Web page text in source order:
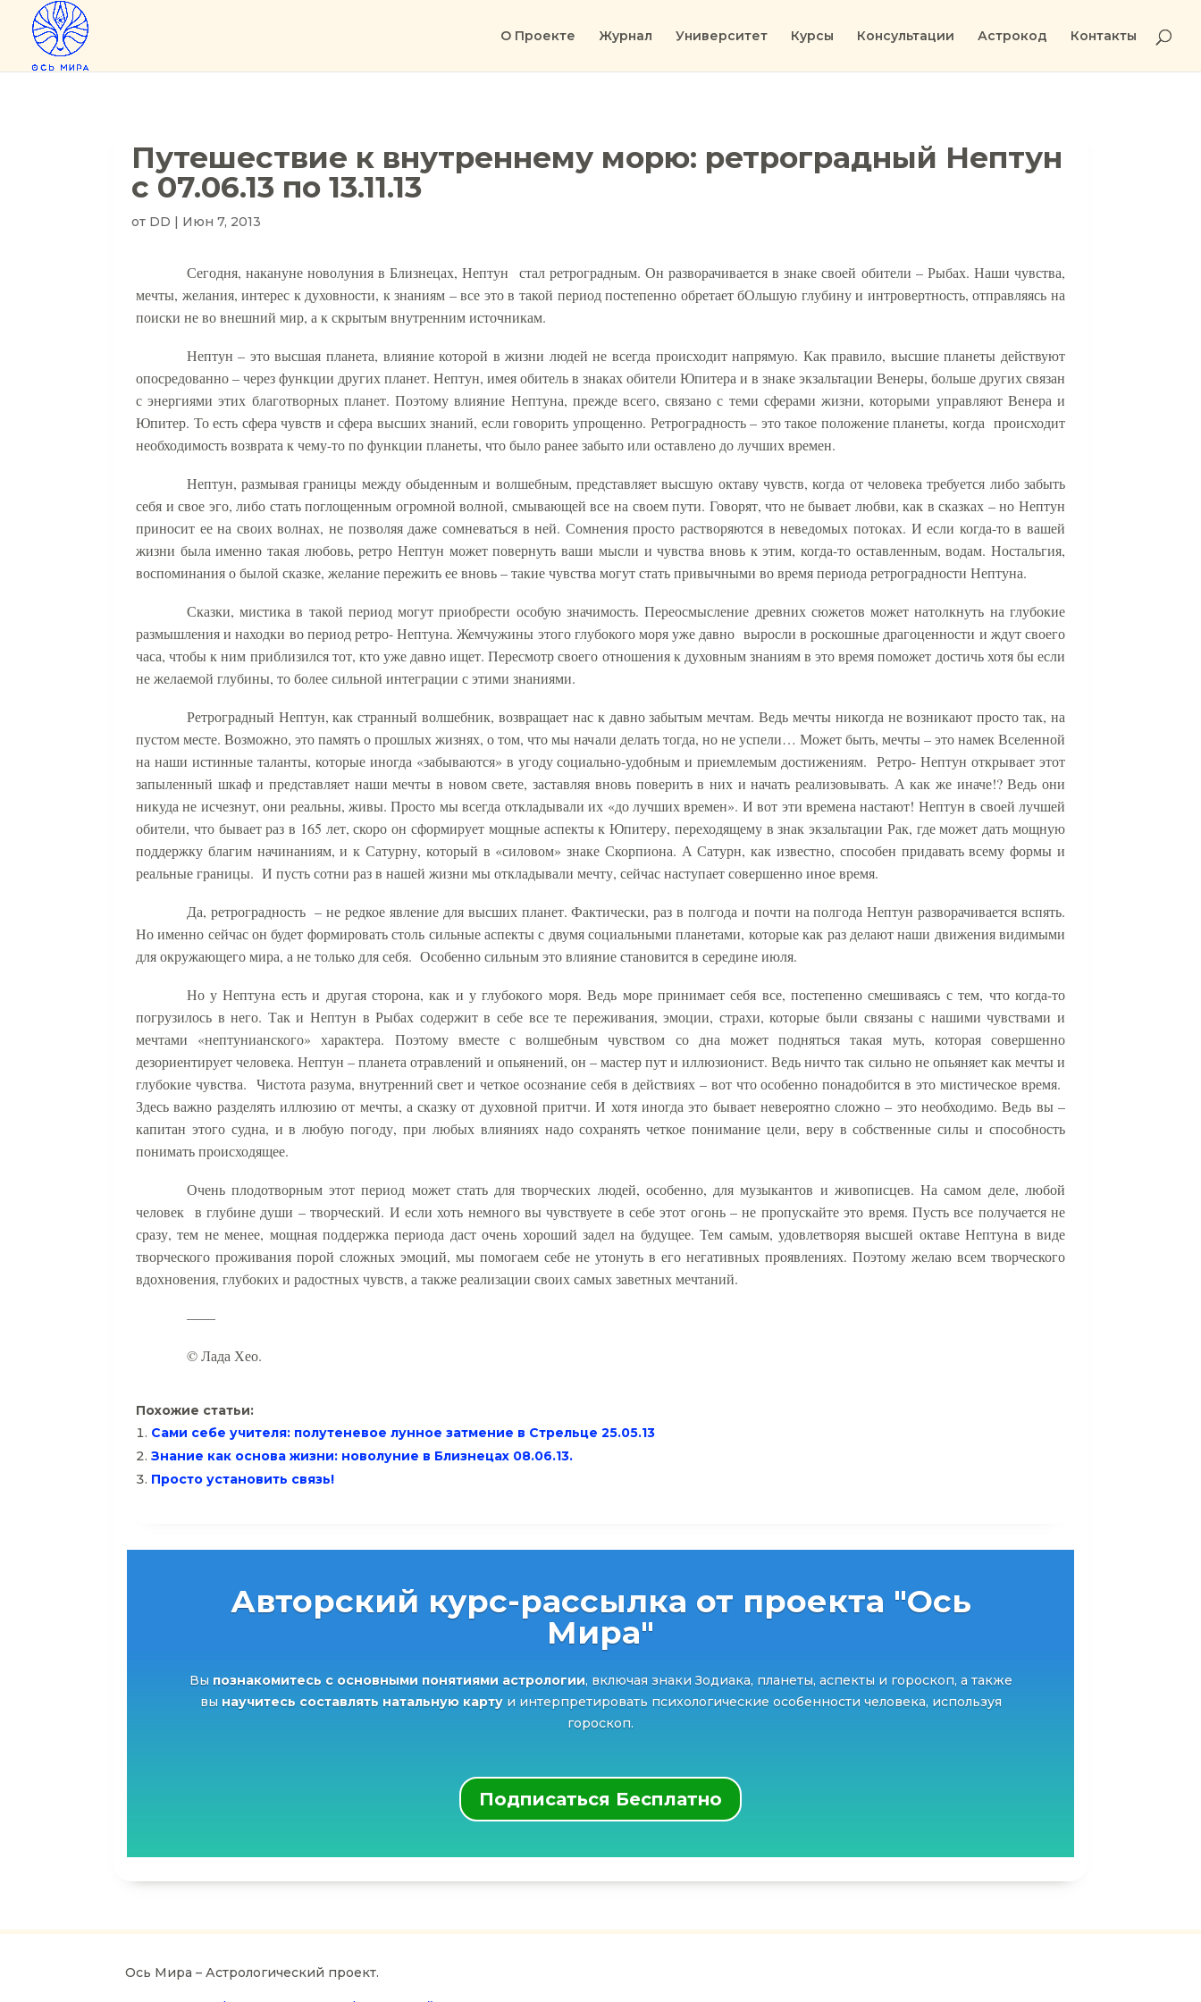
О Проекте Журнал Университет Курсы Консультации Астрокод Контакты
Путешествие к внутреннему морю: ретроградный Нептун
с 07.06.13 по 13.11.13
от DD | Июн 7, 2013
Сегодня, накануне новолуния в Близнецах, Нептун
стал ретроградным. Он разворачивается в знаке своей обители – Рыбах. Наши чувства,
мечты, желания, интерес к духовности, к знаниям – все это в такой период постепенно обретает бОльшую глубину и интровертность, отправляясь на
поиски не во внешний мир, а к скрытым внутренним источникам.
Нептун – это высшая планета, влияние которой в жизни людей не всегда происходит напрямую. Как правило, высшие планеты действуют
опосредованно – через функции других планет. Нептун, имея обитель в знаках обители Юпитера и в знаке экзальтации Венеры, больше других связан
с энергиями этих благотворных планет. Поэтому влияние Нептуна, прежде всего, связано с теми сферами жизни, которыми управляют Венера и
Юпитер. То есть сфера чувств и сфера высших знаний, если говорить упрощенно. Ретроградность – это такое положение планеты, когда происходит
необходимость возврата к чему-то по функции планеты, что было ранее забыто или оставлено до лучших времен.
Нептун, размывая границы между обыденным и волшебным, представляет высшую октаву чувств, когда от человека требуется либо забыть
себя и свое эго, либо стать поглощенным огромной волной, смывающей все на своем пути. Говорят, что не бывает любви, как в сказках – но Нептун
приносит ее на своих волнах, не позволяя даже сомневаться в ней. Сомнения просто растворяются в неведомых потоках. И если когда-то в вашей
жизни была именно такая любовь, ретро Нептун может повернуть ваши мысли и чувства вновь к этим, когда-то оставленным, водам. Ностальгия,
воспоминания о былой сказке, желание пережить ее вновь – такие чувства могут стать привычными во время периода ретроградности Нептуна.
Сказки, мистика в такой период могут приобрести особую значимость. Переосмысление древних сюжетов может натолкнуть на глубокие
размышления и находки во период ретро- Нептуна. Жемчужины этого глубокого моря уже давно выросли в роскошные драгоценности и ждут своего
часа, чтобы к ним приблизился тот, кто уже давно ищет. Пересмотр своего отношения к духовным знаниям в это время поможет достичь хотя бы если
не желаемой глубины, то более сильной интеграции с этими знаниями.
Ретроградный Нептун, как странный волшебник, возвращает нас к давно забытым мечтам. Ведь мечты никогда не возникают просто так, на
пустом месте. Возможно, это память о прошлых жизнях, о том, что мы начали делать тогда, но не успели… Может быть, мечты – это намек Вселенной
на наши истинные таланты, которые иногда «забываются» в угоду социально-удобным и приемлемым достижениям. Ретро- Нептун открывает этот
запыленный шкаф и представляет наши мечты в новом свете, заставляя вновь поверить в них и начать реализовывать. А как же иначе!? Ведь они
никуда не исчезнут, они реальны, живы. Просто мы всегда откладывали их «до лучших времен». И вот эти времена настают! Нептун в своей лучшей
обители, что бывает раз в 165 лет, скоро он сформирует мощные аспекты к Юпитеру, переходящему в знак экзальтации Рак, где может дать мощную
поддержку благим начинаниям, и к Сатурну, который в «силовом» знаке Скорпиона. А Сатурн, как известно, способен придавать всему формы и
реальные границы. И пусть сотни раз в нашей жизни мы откладывали мечту, сейчас наступает совершенно иное время.
Да, ретроградность – не редкое явление для высших планет. Фактически, раз в полгода и почти на полгода Нептун разворачивается вспять.
Но именно сейчас он будет формировать столь сильные аспекты с двумя социальными планетами, которые как раз делают наши движения видимыми
для окружающего мира, а не только для себя. Особенно сильным это влияние становится в середине июля.
Но у Нептуна есть и другая сторона, как и у глубокого моря. Ведь море принимает себя все, постепенно смешиваясь с тем, что когда-то
погрузилось в него. Так и Нептун в Рыбах содержит в себе все те переживания, эмоции, страхи, которые были связаны с нашими чувствами и
мечтами «нептунианского» характера. Поэтому вместе с волшебным чувством со дна может подняться такая муть, которая совершенно
дезориентирует человека. Нептун – планета отравлений и опьянений, он – мастер пут и иллюзионист. Ведь ничто так сильно не опьяняет как мечты и
глубокие чувства. Чистота разума, внутренний свет и четкое осознание себя в действиях – вот что особенно понадобится в это мистическое время.
Здесь важно разделять иллюзию от мечты, а сказку от духовной притчи. И хотя иногда это бывает невероятно сложно – это необходимо. Ведь вы –
капитан этого судна, и в любую погоду, при любых влияниях надо сохранять четкое понимание цели, веру в собственные силы и способность
понимать происходящее.
Очень плодотворным этот период может стать для творческих людей, особенно, для музыкантов и живописцев. На самом деле, любой
человек в глубине души – творческий. И если хоть немного вы чувствуете в себе этот огонь – не пропускайте это время. Пусть все получается не
сразу, тем не менее, мощная поддержка периода даст очень хороший задел на будущее. Тем самым, удовлетворяя высшей октаве Нептуна в виде
творческого проживания порой сложных эмоций, мы помогаем себе не утонуть в его негативных проявлениях. Поэтому желаю всем творческого
вдохновения, глубоких и радостных чувств, а также реализации своих самых заветных мечтаний.
——
© Лада Хео.
Похожие статьи:
Сами себе учителя: полутеневое лунное затмение в Стрельце 25.05.13
Знание как основа жизни: новолуние в Близнецах 08.06.13.
Просто установить связь!
Авторский курс-рассылка от проекта "Ось
Мира"
Вы познакомитесь с основными понятиями астрологии, включая знаки Зодиака, планеты, аспекты и гороскоп, а также
вы научитесь составлять натальную картуи интерпретировать психологические особенности человека, используя
гороскоп.
Подписаться Бесплатно
Ось Мира – Астрологический проект.